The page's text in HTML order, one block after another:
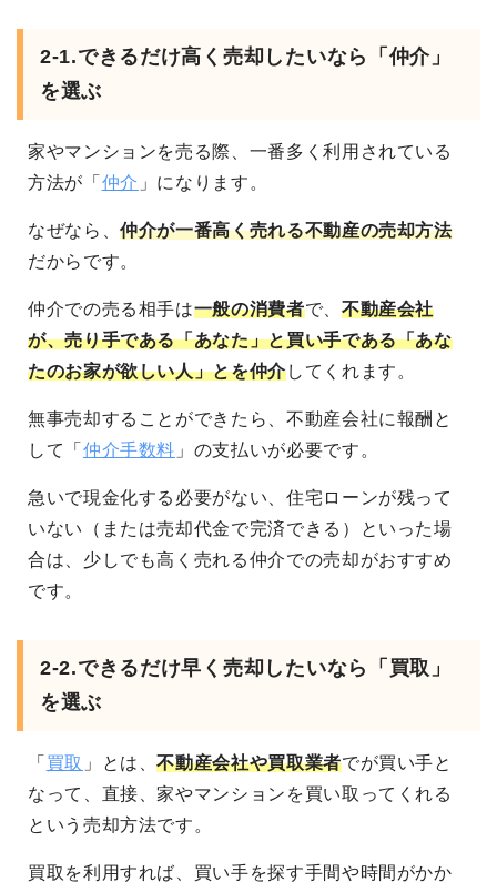
2-1.できるだけ高く売却したいなら「仲介」
を選ぶ
家やマンションを売る際、一番多く利用されている
方法が「 仲介 」になります。
なぜなら、仲介が一番高く売れる不動産の売却方法
だからです。
仲介での売る相手は一般の消費者で、 不動産会社
が、売り手である「あなた」と買い手である「あな
たのお家が欲しい人」とを仲介してくれます。
無事売却することができたら、不動産会社に報酬と
して「 仲介手数料 」の支払いが必要です。
急いで現金化する必要がない、住宅ローンが残って
いない（または売却代金で完済できる）といった場
合は、少しでも高く売れる仲介での売却がおすすめ
です。
2-2.できるだけ早く売却したいなら「買取」
を選ぶ
「 買取 」とは、不動産会社や買取業者でが買い手と
なって、直接、家やマンションを買い取ってくれる
という売却方法です。
買取を利用すれば、買い手を探す手間や時間がかか